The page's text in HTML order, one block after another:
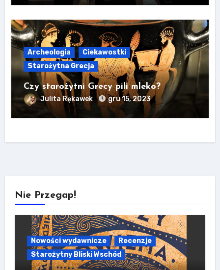
Archeologia
Ciekawostki
Starożytna Grecja
Czy starożytni Grecy pili mleko?
Julita Rękawek gru 15, 2023
Nie Przegap!
Nowości wydawnicze
Recenzje
Starożytny Bliski Wschód